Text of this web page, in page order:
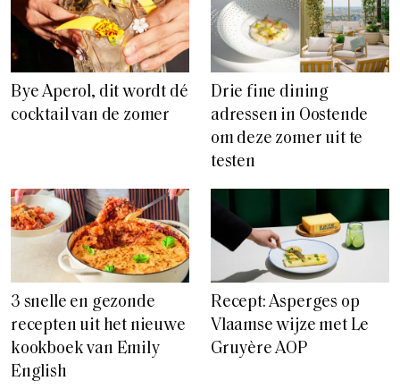
Bye Aperol, dit wordt dé
cocktail van de zomer
Drie fine dining
adressen in Oostende
om deze zomer uit te
testen
3 snelle en gezonde
recepten uit het nieuwe
kookboek van Emily
English
Recept: Asperges op
Vlaamse wijze met Le
Gruyère AOP